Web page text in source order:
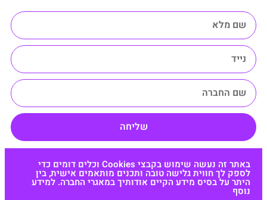
שליחה
באתר זה נעשה שימוש בקבצי Cookies וכלים דומים כדי
לספק לך חווית גלישה טובה ותכנים מותאמים אישית, בין
היתר על בסיס מידע הקיים אודותיך במאגרי החברה. למידע
נוסף